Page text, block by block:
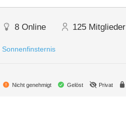
8 Online 125 Mitglieder
Sonnenfinsternis
Nicht genehmigt Gelöst Privat